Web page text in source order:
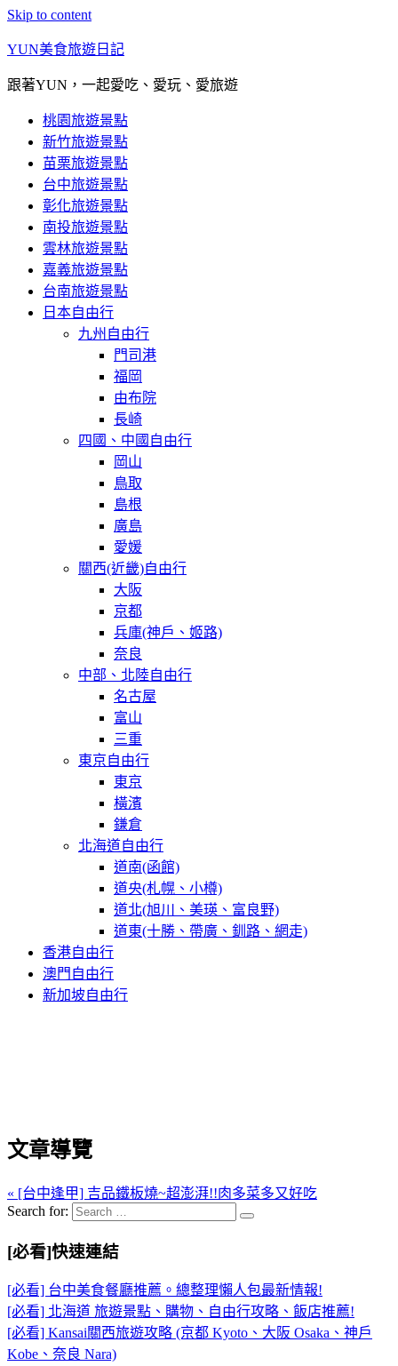
Skip to content
YUN美食旅遊日記
跟著YUN，一起愛吃、愛玩、愛旅遊
桃園旅遊景點
新竹旅遊景點
苗栗旅遊景點
台中旅遊景點
彰化旅遊景點
南投旅遊景點
雲林旅遊景點
嘉義旅遊景點
台南旅遊景點
日本自由行
九州自由行
門司港
福岡
由布院
長崎
四國、中國自由行
岡山
鳥取
島根
廣島
愛媛
關西(近畿)自由行
大阪
京都
兵庫(神戶、姬路)
奈良
中部、北陸自由行
名古屋
富山
三重
東京自由行
東京
橫濱
鎌倉
北海道自由行
道南(函館)
道央(札幌、小樽)
道北(旭川、美瑛、富良野)
道東(十勝、帶廣、釧路、網走)
香港自由行
澳門自由行
新加坡自由行
文章導覽
« [台中逢甲] 吉品鐵板燒~超澎湃!!肉多菜多又好吃
Search for:
[必看]快速連結
[必看] 台中美食餐廳推薦。總整理懶人包最新情報!
[必看] 北海道 旅遊景點、購物、自由行攻略、飯店推薦!
[必看] Kansai關西旅遊攻略 (京都 Kyoto、大阪 Osaka、神戶
Kobe、奈良 Nara)